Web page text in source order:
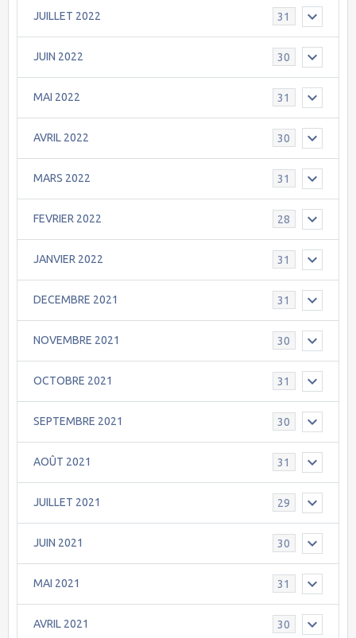
JUILLET 2022 31
JUIN 2022 30
MAI 2022 31
AVRIL 2022 30
MARS 2022 31
FEVRIER 2022 28
JANVIER 2022 31
DECEMBRE 2021 31
NOVEMBRE 2021 30
OCTOBRE 2021 31
SEPTEMBRE 2021 30
AOÛT 2021 31
JUILLET 2021 29
JUIN 2021 30
MAI 2021 31
AVRIL 2021 30